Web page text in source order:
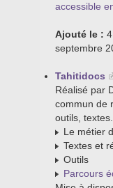
accessible
Ajouté le :
septembre
Tahitidocs
Réalisé par
commun de
outils, textes.
Le métier
Textes et
Outils
Parcours